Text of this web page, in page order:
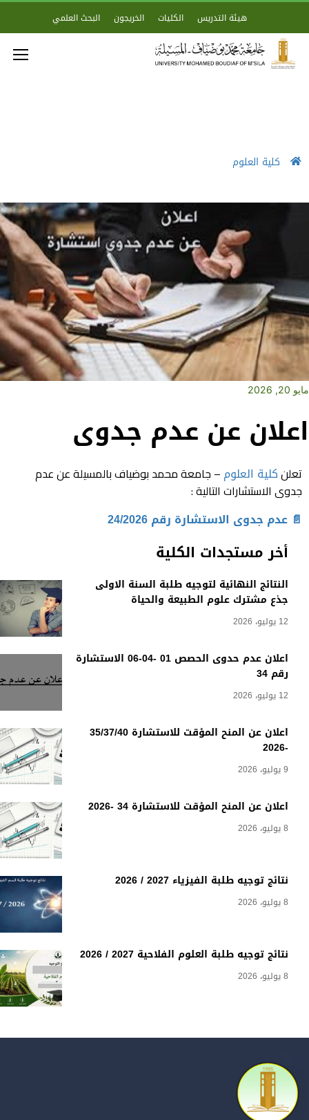
هيئة التدريس الكليات الخريجون البحث العلمي
كلية العلوم
أخر مستجدات الكلية
النتائج النهائية لتوجيه طلبة السنة الاولى
جذع مشترك علوم الطبيعة والحياة
12 يوليو، 2026
اعلان عدم حدوى الحصص 01 -04-06 الاستشارة
رقم 34
12 يوليو، 2026
اعلان عن المنح المؤقت للاستشارة 35/37/40
-2026
9 يوليو، 2026
اعلان عن المنح المؤقت للاستشارة 34 -2026
8 يوليو، 2026
نتائج توجيه طلبة الفيزياء 2027 / 2026
8 يوليو، 2026
نتائج توجيه طلبة العلوم الفلاحية 2027 / 2026
8 يوليو، 2026
مايو 20, 2026
اعلان عن عدم جدوى
تعلنكلية العلوم – جامعة محمد بوضياف بالمسيلة عن عدم
جدوى الاستشارات التالية :
📄 عدم جدوى الاستشارة رقم 24/2026